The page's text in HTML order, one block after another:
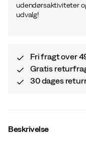
udendørsaktiviteter
udvalg!
Fri fragt over
Gratis
30 dages
Beskrivelse